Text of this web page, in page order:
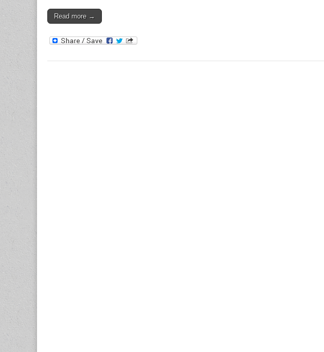
Read more →